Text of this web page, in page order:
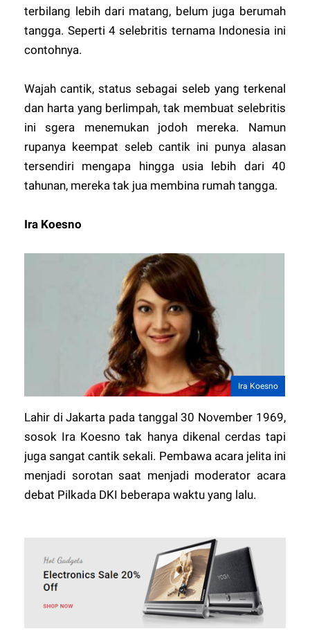
terbilang lebih dari matang, belum juga berumah
tangga. Seperti 4 selebritis ternama Indonesia ini
contohnya.
Wajah cantik, status sebagai seleb yang terkenal
dan harta yang berlimpah, tak membuat selebritis
ini sgera menemukan jodoh mereka. Namun
rupanya keempat seleb cantik ini punya alasan
tersendiri mengapa hingga usia lebih dari 40
tahunan, mereka tak jua membina rumah tangga.
Ira Koesno
Ira Koesno
Lahir di Jakarta pada tanggal 30 November 1969,
sosok Ira Koesno tak hanya dikenal cerdas tapi
juga sangat cantik sekali. Pembawa acara jelita ini
menjadi sorotan saat menjadi moderator acara
debat Pilkada DKI beberapa waktu yang lalu.